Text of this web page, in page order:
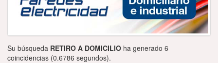
datos
Publicidad
Su búsqueda RETIRO A DOMICILIO ha generado 6
coincidencias (0.6786 segundos).